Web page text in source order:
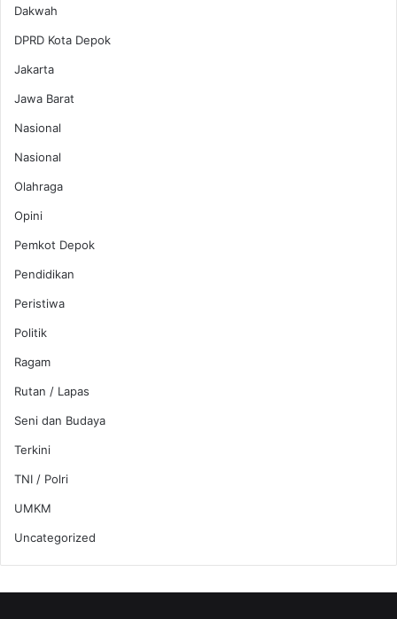
Dakwah
DPRD Kota Depok
Jakarta
Jawa Barat
Nasional
Nasional
Olahraga
Opini
Pemkot Depok
Pendidikan
Peristiwa
Politik
Ragam
Rutan / Lapas
Seni dan Budaya
Terkini
TNI / Polri
UMKM
Uncategorized